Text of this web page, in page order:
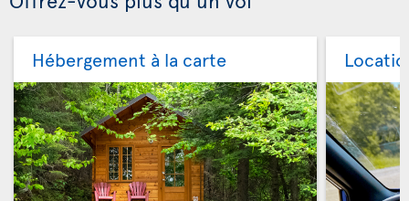
Hébergement à la carte